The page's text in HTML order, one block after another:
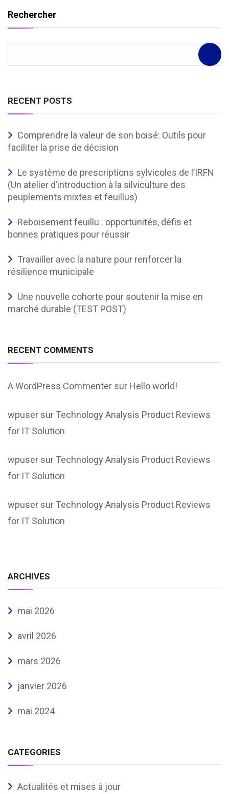
Rechercher
RECENT POSTS
Comprendre la valeur de son boisé: Outils pour
faciliter la prise de décision
Le système de prescriptions sylvicoles de l’IRFN
(Un atelier d’introduction à la silviculture des
peuplements mixtes et feuillus)
Reboisement feuillu : opportunités, défis et
bonnes pratiques pour réussir
Travailler avec la nature pour renforcer la
résilience municipale
Une nouvelle cohorte pour soutenir la mise en
marché durable (TEST POST)
RECENT COMMENTS
A WordPress Commenter sur Hello world!
wpuser sur Technology Analysis Product Reviews
for IT Solution
wpuser sur Technology Analysis Product Reviews
for IT Solution
wpuser sur Technology Analysis Product Reviews
for IT Solution
ARCHIVES
mai 2026
avril 2026
mars 2026
janvier 2026
mai 2024
CATEGORIES
Actualités et mises à jour